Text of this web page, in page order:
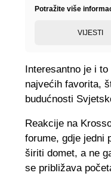
Potražite više
VIJESTI
Interesantno je i
najvećih favorita,
budućnosti
Reakcije na
forume, gdje jedni
širiti domet, a ne
se približava